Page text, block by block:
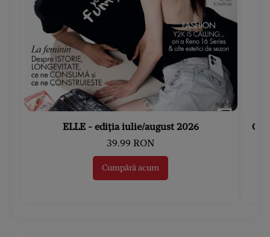
ELLE - ediția iulie/august 2026
39.99 RON
Cumpără acum